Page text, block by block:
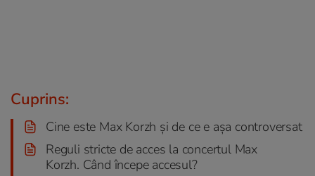
Cuprins:
Cine este Max Korzh și de ce e așa controversat
Reguli stricte de acces la concertul Max
Korzh. Când începe accesul?